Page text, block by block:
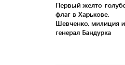
Первый желто-
флаг в Харькове.
Шевченко, милиция и
генерал Бандурка